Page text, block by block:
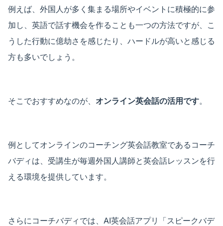
例えば、外国人が多く集まる場所やイベントに積極的に参
加し、英語で話す機会を作ることも一つの方法ですが、こ
うした行動に億劫さを感じたり、ハードルが高いと感じる
方も多いでしょう。
そこでおすすめなのが、 オンライン英会話の活用です。
例としてオンラインのコーチング英会話教室であるコーチ
バディは、受講生が毎週外国人講師と英会話レッスンを行
える環境を提供しています。
さらにコーチバディでは、AI英会話アプリ「スピークバデ